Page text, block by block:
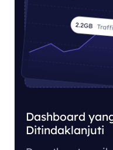
Dashboard
Ditindaklanjuti